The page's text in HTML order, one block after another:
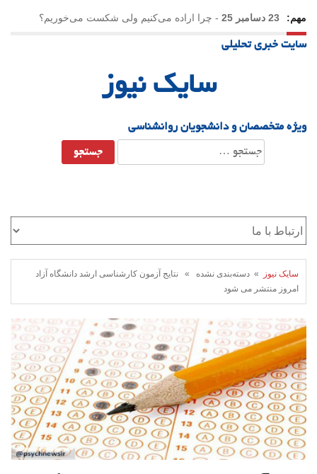
مهم: 23 دسامبر 25 - چرا اراده می‌کنیم ولی شکست می‌خوریم؟
21 دسامبر 25
سایت خبری تحلیلی
سایک نیوز
ویژه متخصصان و دانشجویان روانشناسی
جستجو
برای:
سایک نیوز
» دسته‌بندی نشده » نتایج آزمون کارشناسی ارشد دانشگاه آزاد
امروز منتشر می شود